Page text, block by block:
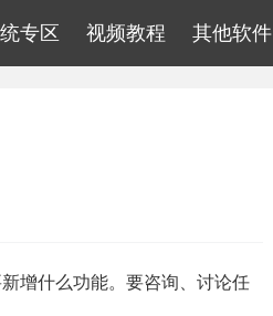
专区 视频教程 其他软件
增什么功能。要咨询、讨论任